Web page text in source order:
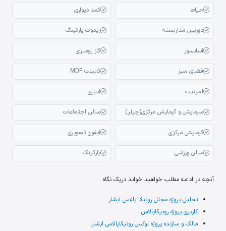
حیاط کمد دیواری
دوربین مداربسته ریموت پارکینگ
آسانسور گاز رومیزی
فضای سبز کابینت MDF
لمینیت انباری
سرمایش و گرمایش مرکزی(چیلر) سالن اجتماعات
گرمایش مرکزی آیفون تصویری
سالن ورزشی پارکینگ
آنچه در ادامه مطلب خواهید خواند دریک نگاه:
تحلیل پروژه مجلل رونیکا پالاس آبشار
کاربری پروژه رونیکاپالاس
مالک و سازنده پروژه لوکس رونیکاپالاس آبشار